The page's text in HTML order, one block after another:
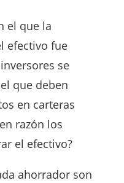
el que la
efectivo fue
se
que deben
en carteras
razón los
el efectivo?
ahorrador son